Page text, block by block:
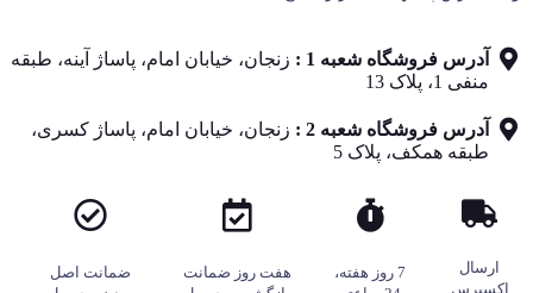
آدرس فروشگاه شعبه 1 :
زنجان، خیابان امام، پاساژ آینه، طبقه
منفی 1، پلاک 13
آدرس فروشگاه شعبه 2 :
زنجان، خیابان امام، پاساژ کسری،
طبقه همکف، پلاک 5
ارسال
اکسپرس
7 روز هفته،
هفت روز ضمانت
ضمانت اصل